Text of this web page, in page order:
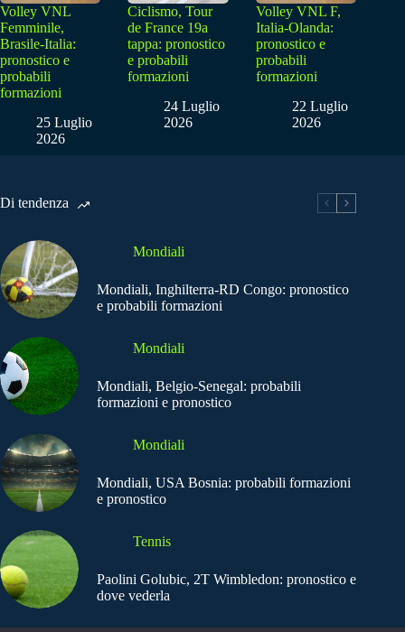
Volley VNL
Femminile,
Brasile-Italia:
pronostico e
probabili
formazioni
25 Luglio
2026
Ciclismo, Tour
de France 19a
tappa: pronostico
e probabili
formazioni
24 Luglio
2026
Volley VNL F,
Italia-Olanda:
pronostico e
probabili
formazioni
22 Luglio
2026
Di tendenza
Mondiali
Mondiali, Inghilterra-RD Congo: pronostico
e probabili formazioni
Mondiali
Mondiali, Belgio-Senegal: probabili
formazioni e pronostico
Mondiali
Mondiali, USA Bosnia: probabili formazioni
e pronostico
Tennis
Paolini Golubic, 2T Wimbledon: pronostico e
dove vederla